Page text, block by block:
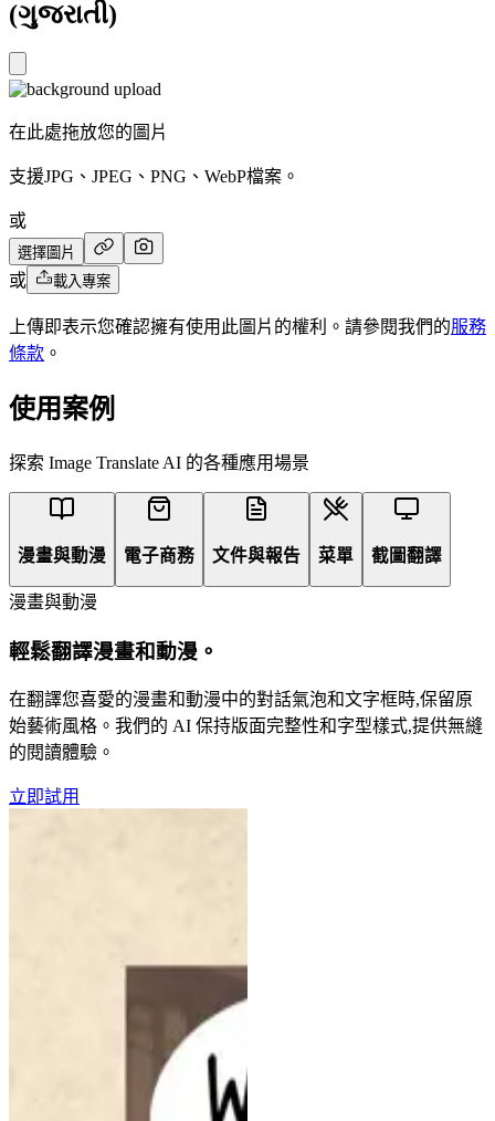
(ગુજરાતી)
在此處拖放您的圖片
支援JPG、JPEG、PNG、WebP檔案。
或
選擇圖片
或 載入專案
上傳即表示您確認擁有使用此圖片的權利。請參閱我們的服務
條款 。
使用案例
探索 Image Translate AI 的各種應用場景
漫畫與動漫 電子商務 文件與報告 菜單 截圖翻譯
漫畫與動漫
輕鬆翻譯漫畫和動漫。
在翻譯您喜愛的漫畫和動漫中的對話氣泡和文字框時,保留原
始藝術風格。我們的 AI 保持版面完整性和字型樣式,提供無縫
的閱讀體驗。
立即試用